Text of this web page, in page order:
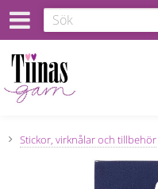
Stickor, virknålar och tillbehör